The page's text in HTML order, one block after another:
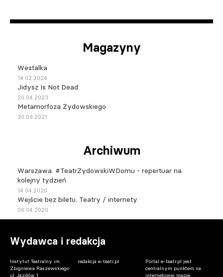
Magazyny
Westalka
14.02.2024
Jidysz Is Not Dead
20.04.2023
Metamorfoza Żydowskiego
30.09.2021
Archiwum
Warszawa. #TeatrZydowskiWDomu - repertuar na
kolejny tydzień
14.04.2020
Wejście bez biletu. Teatry / internety
06.04.2020
Wydawca i redakcja
Instytut Teatralny im.
Zbigniewa Raszewskiego
ul. Jazdów 1
redakcja e-teatr.pl
Portal e-teatr.pl jest
centralnym punktem na
internetowej mapie